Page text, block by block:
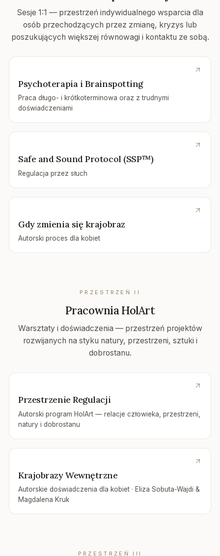
Sesje 1:1 — przestrzeń indywidualnego wsparcia dla
osób przechodzących przez zmianę, kryzys lub
poszukujących większej równowagi i kontaktu ze sobą.
Psychoterapia i Brainspotting
Praca długo- i krótkoterminowa oraz z trudnymi
doświadczeniami
Safe and Sound Protocol (SSP™)
Regulacja przez słuch
Gdy zmienia się krajobraz
Autorski proces dla kobiet
PRZESTRZEŃ II
Pracownia HolArt
Warsztaty i doświadczenia — przestrzeń projektów
rozwijanych na styku natury, przestrzeni, sztuki i
dobrostanu.
Przestrzenie Regulacji
Autorski program HolArt — relacje człowieka, przestrzeni,
natury i dobrostanu
Krajobrazy Wewnętrzne
Autorskie doświadczenia dla kobiet · Eliza Sobuta-Wajdi &
Magdalena Kruk
PRZESTRZEŃ III